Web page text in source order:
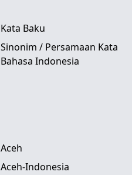
Kata Baku
Sinonim / Persamaan Kata
Bahasa Indonesia
Aceh
Aceh-Indonesia